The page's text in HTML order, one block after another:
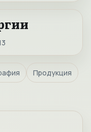
Продукция